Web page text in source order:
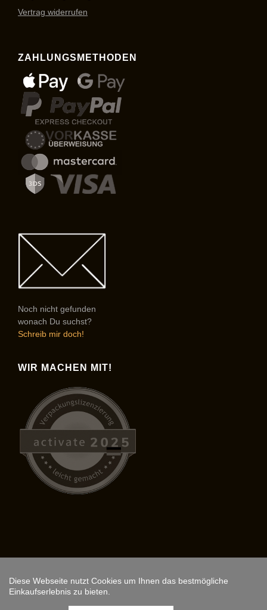
Vertrag widerrufen
ZAHLUNGSMETHODEN
Noch nicht gefunden
wonach Du suchst?
Schreib mir doch!
WIR MACHEN MIT!
Copyright © 2026, ARS FANTASIO.
Diese Webseite nutzt Cookies um Ihnen das bestmögliche
Einkaufserlebnis zu bieten.